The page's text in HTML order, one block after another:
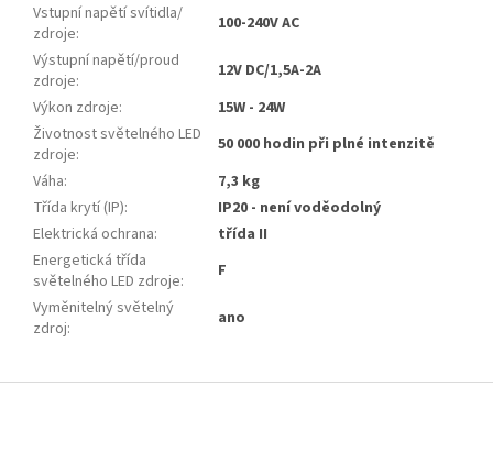
Vstupní napětí svítidla/
zdroje:
100-240V AC
Výstupní napětí/proud
zdroje:
12V DC/1,5A-2A
Výkon zdroje:
15W - 24W
Životnost světelného LED
zdroje:
50 000 hodin při plné intenzitě
Váha:
7,3 kg
Třída krytí (IP):
IP20 - není voděodolný
Elektrická ochrana:
třída II
Energetická třída
světelného LED zdroje:
F
Vyměnitelný světelný
zdroj: ano